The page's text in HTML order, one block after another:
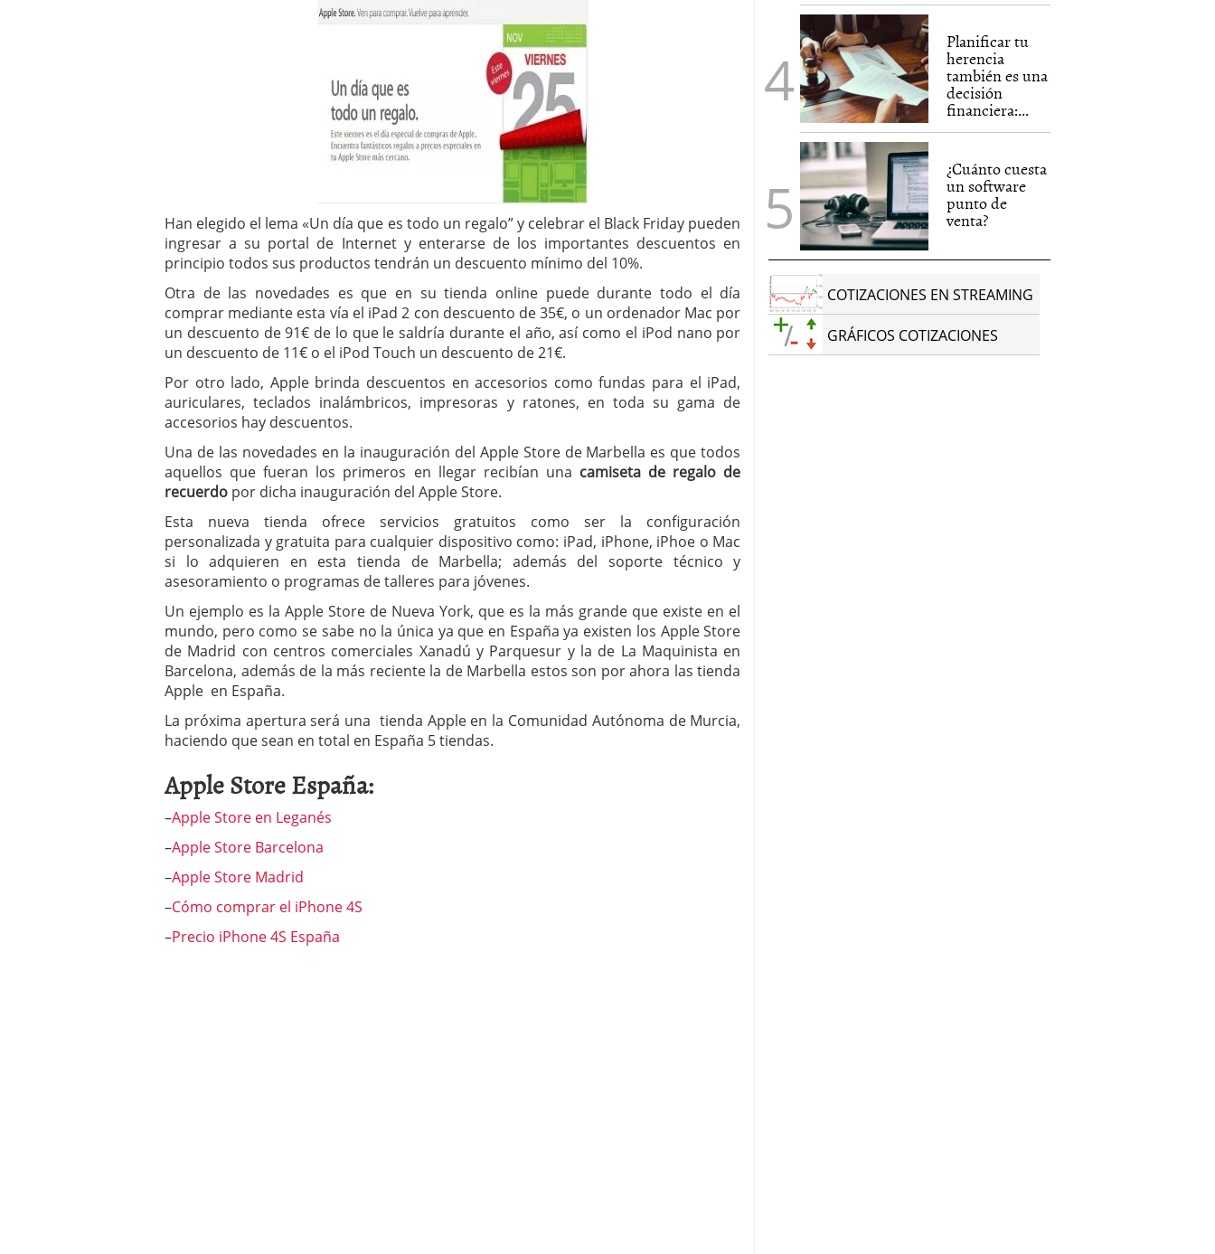
Han elegido el lema «Un día que es todo un regalo” y celebrar el Black Friday pueden
ingresar a su portal de Internet y enterarse de los importantes descuentos en
principio todos sus productos tendrán un descuento mínimo del 10%.
Otra de las novedades es que en su tienda online puede durante todo el día
comprar mediante esta vía el iPad 2 con descuento de 35€, o un ordenador Mac por
un descuento de 91€ de lo que le saldría durante el año, así como el iPod nano por
un descuento de 11€ o el iPod Touch un descuento de 21€.
Por otro lado, Apple brinda descuentos en accesorios como fundas para el iPad,
auriculares, teclados inalámbricos, impresoras y ratones, en toda su gama de
accesorios hay descuentos.
Una de las novedades en la inauguración del Apple Store de Marbella es que todos
aquellos que fueran los primeros en llegar recibían una camiseta de regalo de
recuerdo por dicha inauguración del Apple Store.
Esta nueva tienda ofrece servicios gratuitos como ser la configuración
personalizada y gratuita para cualquier dispositivo como: iPad, iPhone, iPhoe o Mac
si lo adquieren en esta tienda de Marbella; además del soporte técnico y
asesoramiento o programas de talleres para jóvenes.
Un ejemplo es la Apple Store de Nueva York, que es la más grande que existe en el
mundo, pero como se sabe no la única ya que en España ya existen los Apple Store
de Madrid con centros comerciales Xanadú y Parquesur y la de La Maquinista en
Barcelona, además de la más reciente la de Marbella estos son por ahora las tienda
Apple en España.
La próxima apertura será una tienda Apple en la Comunidad Autónoma de Murcia,
haciendo que sean en total en España 5 tiendas.
Apple Store España:
–Apple Store en Leganés
–Apple Store Barcelona
–Apple Store Madrid
–Cómo comprar el iPhone 4S
–Precio iPhone 4S España
Planificar tu
herencia
también es una
decisión
financiera:...
¿Cuánto cuesta
un software
punto de
venta?
COTIZACIONES EN STREAMING
GRÁFICOS COTIZACIONES